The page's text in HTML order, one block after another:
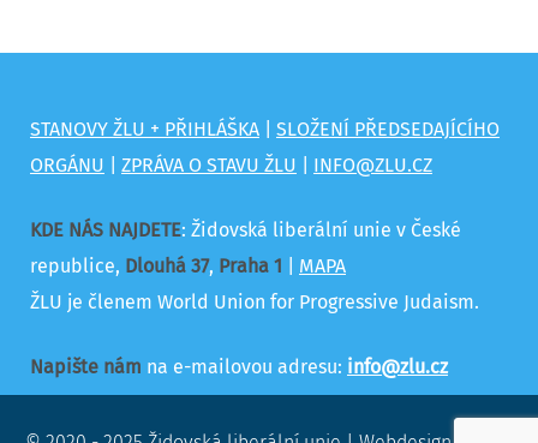
STANOVY ŽLU + PŘIHLÁŠKA
SLOŽENÍ PŘEDSEDAJÍCÍHO
ORGÁNU
ZPRÁVA O STAVU ŽLU INFO@ZLU.CZ
KDE NÁS NAJDETE: Židovská liberální unie v České
republice, Dlouhá 37, Praha 1
MAPA
ŽLU je členem World Union for Progressive Judaism.
Napište nám na e-mailovou adresu: info@zlu.cz